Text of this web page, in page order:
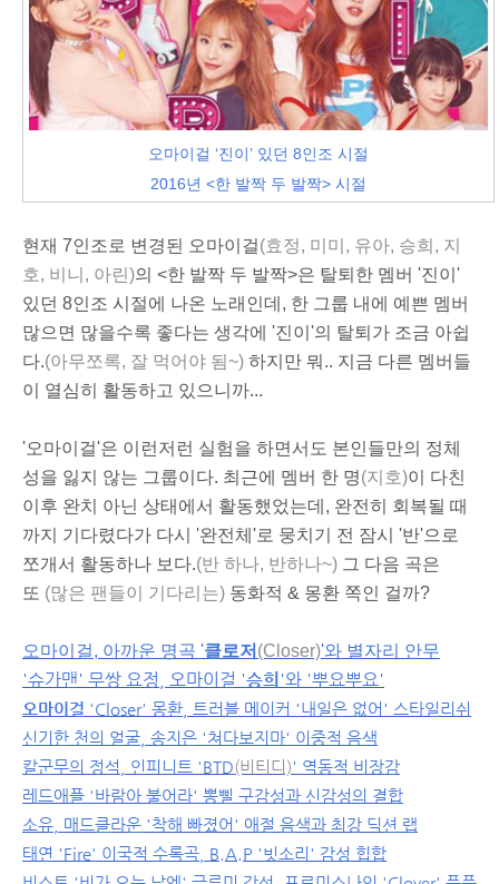
오마이걸 ‘진이’ 있던 8인조 시절
2016년 <한 발짝 두 발짝> 시절
현재 7인조로 변경된 오마이걸(효정, 미미, 유아, 승희, 지
호, 비니, 아린)의 <한 발짝 두 발짝>은 탈퇴한 멤버 '진이'
있던 8인조 시절에 나온 노래인데, 한 그룹 내에 예쁜 멤버
많으면 많을수록 좋다는 생각에 '진이'의 탈퇴가 조금 아쉽
다.(아무쪼록, 잘 먹어야 됨~) 하지만 뭐.. 지금 다른 멤버들
이 열심히 활동하고 있으니까...
'오마이걸'은 이런저런 실험을 하면서도 본인들만의 정체
성을 잃지 않는 그룹이다. 최근에 멤버 한 명(지호)이 다친
이후 완치 아닌 상태에서 활동했었는데, 완전히 회복될 때
까지 기다렸다가 다시 '완전체'로 뭉치기 전 잠시 '반'으로
쪼개서 활동하나 보다.(반 하나, 반하나~) 그 다음 곡은
또 (많은 팬들이 기다리는) 동화적 & 몽환 쪽인 걸까?
오마이걸, 아까운 명곡 '클로저 (Closer)'와 별자리 안무
'슈가맨' 무쌍 요정, 오마이걸 '승희 '와 '뿌요뿌요'
오마이걸 'Closer' 몽환, 트러블 메이커 '내일은 없어' 스타일리쉬
신기한 천의 얼굴, 송지은 '쳐다보지마' 이중적 음색
칼군무의 정석, 인피니트 'BTD(비티디)' 역동적 비장감
레드애플 '바람아 불어라' 뽕삘 구감성과 신감성의 결합
소유, 매드클라운 '착해 빠졌어' 애절 음색과 최강 딕션 랩
태연 'Fire' 이국적 수록곡, B.A.P '빗소리' 감성 힙합